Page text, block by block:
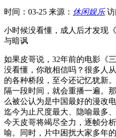
时间：03-25 来源： 休闲娱乐 访
小时候没看懂，成人后才发现
与暗讽
如果皮哥说，32年前的电影《
没看懂，你敢相信吗？很多人
的各种桥段，至今还记忆犹新
隔一段时间，就会重播一遍。
么被公认为是中国最好的漫改
迄今为止尺度最大、隐喻最多
今天皮哥将竭尽全力，逐帧分
喻。同时，片中困扰大家多年